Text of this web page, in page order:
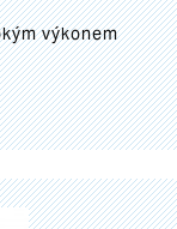
výkonem